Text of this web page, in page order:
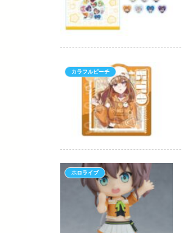
カラフルピーチ
ホロライブ